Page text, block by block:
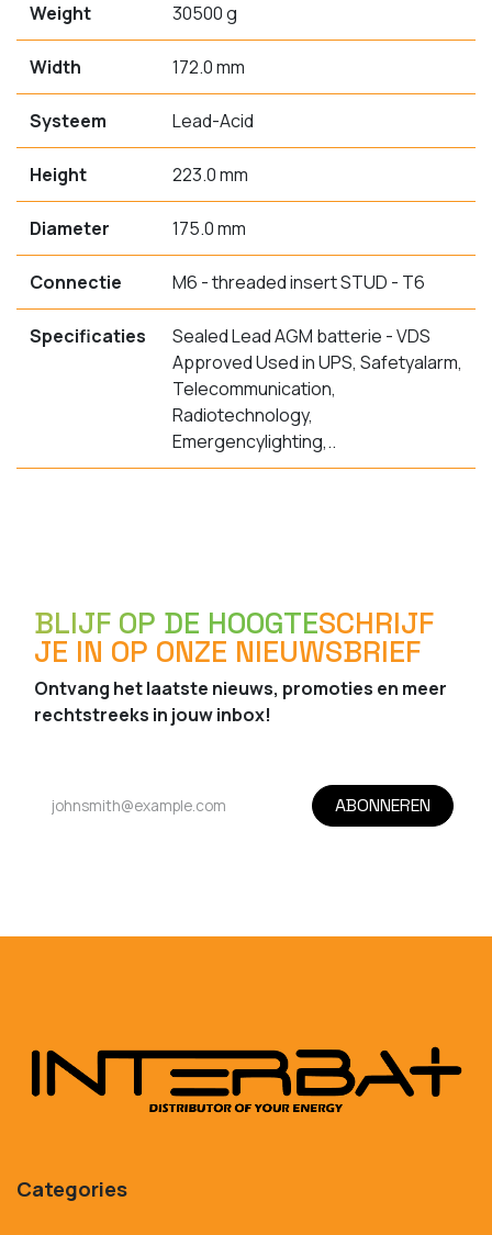
Weight 30500 g
Width 172.0 mm
Systeem Lead-Acid
Height 223.0 mm
Diameter 175.0 mm
Connectie M6 - threaded insert STUD - T6
Specificaties
Sealed Lead AGM batterie - VDS
Approved Used in UPS, Safetyalarm,
Telecommunication,
Radiotechnology,
Emergencylighting,..
BLIJF OP DE HOOGTESCHRIJF
JE IN OP ONZE NIEUWSBRIEF
Ontvang het laatste nieuws, promoties en meer
rechtstreeks in jouw inbox!
ABONNEREN
Categories